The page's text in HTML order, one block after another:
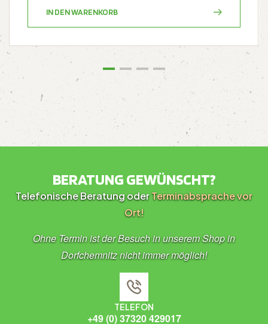
IN DEN WARENKORB
BERATUNG GEWÜNSCHT?
Telefonische Beratung oderTerminabsprache vor
Ort!
Ohne Termin ist der Besuch in unserem Shop in
Dorfchemnitz nicht immer möglich!
TELEFON
+49 (0) 37320 429017